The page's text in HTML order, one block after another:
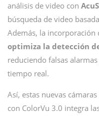
análisis de video con
búsqueda de video
Además, la incorporación
optimiza la detección
reduciendo falsas
tiempo real.
Así, estas nuevas
con ColorVu 3.0 integra